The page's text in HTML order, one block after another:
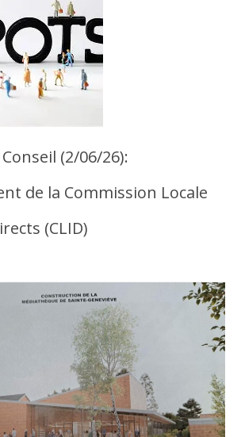
(2/06/26):
de la Commission Locale
(CLID)